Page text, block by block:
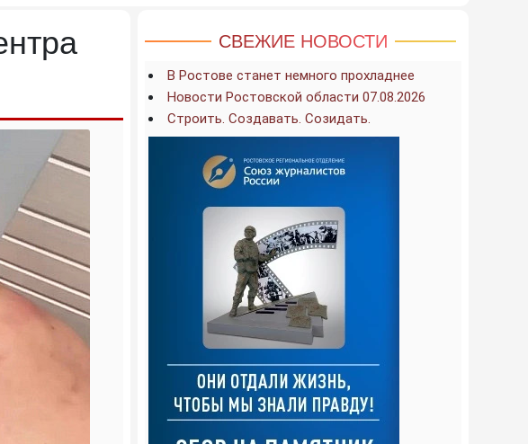
СВЕЖИЕ НОВОСТИ
В Ростове станет немного прохладнее
Новости Ростовской области 07.08.2026
Строить. Создавать. Созидать.